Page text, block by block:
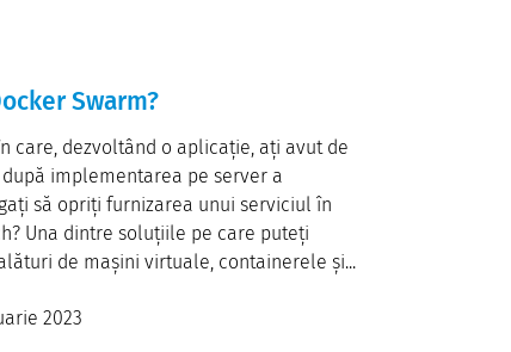
Swarm?
care, dezvoltând o aplicație, ați avut de
implementarea pe server a
să opriți furnizarea unui serviciul în
Una dintre soluțiile pe care puteți
de mașini virtuale, containerele și...
2023